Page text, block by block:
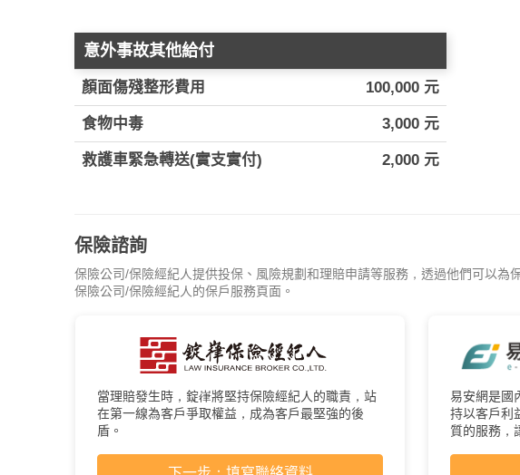
意外事故其他給付
顏面傷殘整形費用 100,000 元
食物中毒 3,000 元
救護車緊急轉送(實支實付) 2,000 元
保險諮詢
保險公司/保險經紀人提供投保、風險規劃和理賠申請等服務，透過他們可以為
保險公司/保險經紀人的保戶服務頁面。
當理賠發生時，錠嵂將堅持保險經紀人的職責，站
在第一線為客戶爭取權益，成為客戶最堅強的後
盾。
易安網是國
持以客戶利
質的服務，